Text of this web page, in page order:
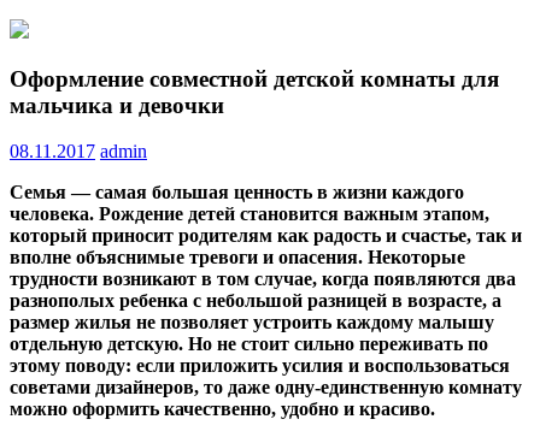
Оформление совместной детской комнаты для
мальчика и девочки
08.11.2017 admin
Семья — самая большая ценность в жизни каждого
человека. Рождение детей становится важным этапом,
который приносит родителям как радость и счастье, так и
вполне объяснимые тревоги и опасения. Некоторые
трудности возникают в том случае, когда появляются два
разнополых ребенка с небольшой разницей в возрасте, а
размер жилья не позволяет устроить каждому малышу
отдельную детскую. Но не стоит сильно переживать по
этому поводу: если приложить усилия и воспользоваться
советами дизайнеров, то даже одну-единственную комнату
можно оформить качественно, удобно и красиво.